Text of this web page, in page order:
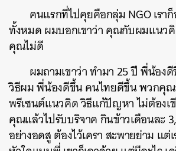
คนแรกที่ไปคุยคือกลุ่ม NGO เรา
ทั้งหมด ผมบอกเขาว่า คุณกับผมแนว
คุณไม่ดี
ผมถามเขาว่า ทำมา 25 ปี พี่น้อง
วิธีผม พี่น้องดีขึ้น คนไทยดีขึ้น พวกคุณ
พรีเซนต์แนวคิด วิธีแก้ปัญหา ไม่ต้องเ
คุณแล้วไปรับบริจาค กินข้าวเดือนละ
อย่างอดสู ต้องไว้เครา สะพายย่าม แต่